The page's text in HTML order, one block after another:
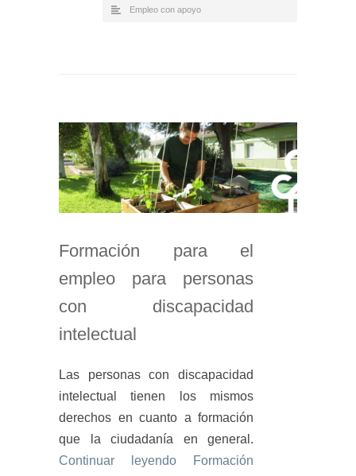
Empleo con apoyo
Formación para el
empleo para personas
con discapacidad
intelectual
Las personas con discapacidad
intelectual tienen los mismos
derechos en cuanto a formación
que la ciudadanía en general.
Continuar leyendo Formación